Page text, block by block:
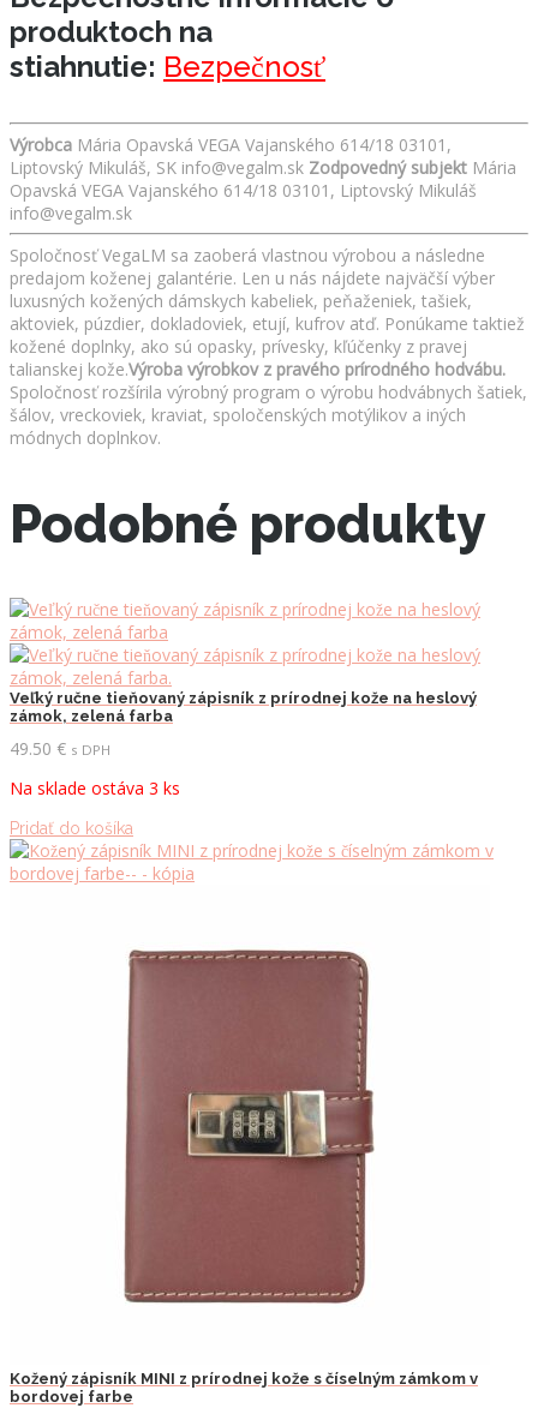
produktoch na
stiahnutie: Bezpečnosť
Výrobca Mária Opavská VEGA Vajanského 614/18 03101,
Liptovský Mikuláš, SK info@vegalm.sk Zodpovedný subjekt Mária
Opavská VEGA Vajanského 614/18 03101, Liptovský Mikuláš
info@vegalm.sk
Spoločnosť VegaLM sa zaoberá vlastnou výrobou a následne
predajom koženej galantérie. Len u nás nájdete najväčší výber
luxusných kožených dámskych kabeliek, peňaženiek, tašiek,
aktoviek, púzdier, dokladoviek, etují, kufrov atď. Ponúkame taktiež
kožené doplnky, ako sú opasky, prívesky, kľúčenky z pravej
talianskej kože.Výroba výrobkov z pravého prírodného hodvábu.
Spoločnosť rozšírila výrobný program o výrobu hodvábnych šatiek,
šálov, vreckoviek, kraviat, spoločenských motýlikov a iných
módnych doplnkov.
Podobné produkty
Veľký ručne tieňovaný zápisník z prírodnej kože na heslový
zámok, zelená farba
49.50 € s DPH
Na sklade ostáva 3 ks
Pridať do košíka
Kožený zápisník MINI z prírodnej kože s číselným zámkom v
bordovej farbe